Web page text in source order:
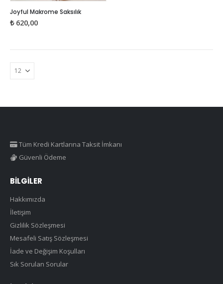
Joyful Makrome Saksılık
₺620,00
Tüm Kredi Kartlarına Taksit İmkanı
Güvenli Ödeme
BILGILER
Hakkımızda
İletişim
Gizlilik Sözleşmesi
Mesafeli Satış Sözleşmesi
İade ve Değişim Koşulları
Sık Sorulan Sorular